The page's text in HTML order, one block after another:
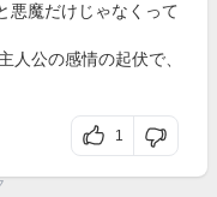
悪魔だけじゃなくって
人公の感情の起伏で、
1